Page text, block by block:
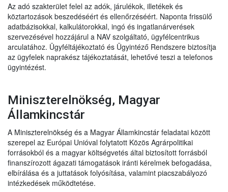
Az adó szakterület felel az adók, járulékok, illetékek és
köztartozások beszedéséért és ellenőrzéséért. Naponta frissülő
adatbázisokkal, kalkulátorokkal, ingó és ingatlanárverések
szervezésével hozzájárul a NAV szolgáltató, ügyfélcentrikus
arculatához. Ügyféltájékoztató és Ügyintéző Rendszere biztosítja
az ügyfelek naprakész tájékoztatását, lehetővé teszi a telefonos
ügyintézést.
Miniszterelnökség, Magyar
Államkincstár
A Miniszterelnökség és a Magyar Államkincstár feladatai között
szerepel az Európai Unióval folytatott Közös Agrárpolitikai
forrásokból és a magyar költségvetés által biztosított forrásból
finanszírozott ágazati támogatások iránti kérelmek befogadása,
elbírálása és a juttatások folyósítása, valamint piacszabályozó
intézkedések működtetése.